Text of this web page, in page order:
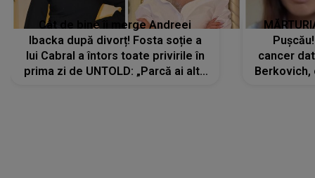
Cât de bine îi merge Andreei
Ibacka după divorț! Fosta soție a
lui Cabral a întors toate privirile în
prima zi de UNTOLD: „Parcă ai altă
cancer
Berkovich,